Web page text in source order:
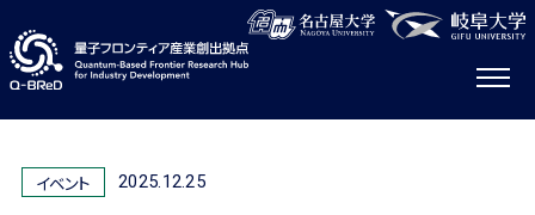
イベント 2025.12.25